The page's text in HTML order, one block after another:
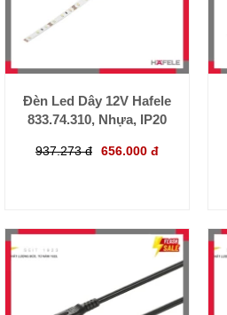
Đèn Led Dây 12V Hafele
833.74.310, Nhựa, IP20
937.273 đ 656.000 đ